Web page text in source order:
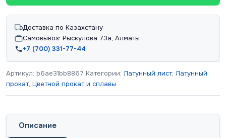
Доставка по Казахстану
Самовывоз: Рыскулова 73а, Алматы
+7 (700) 331-77-44
Артикул: b6ae31bb8867 Категории: Латунный лист, Латунный
прокат, Цветной прокат и сплавы
Описание